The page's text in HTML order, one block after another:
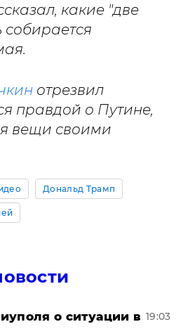
какие "две
отрезвил
правдой о Путине,
вещи своими
Дональд Трамп
о ситуации в 19:03